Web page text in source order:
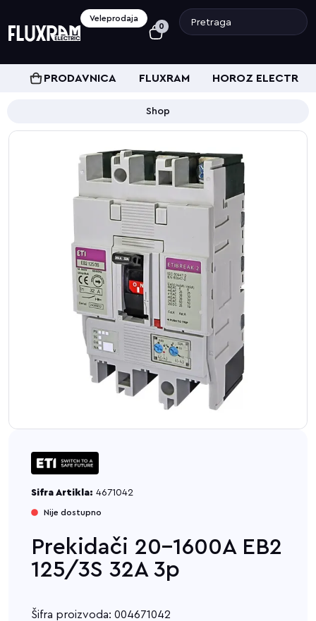
Veleprodaja
0
PRODAVNICA FLUXRAM HOROZ ELECTRIC
Shop
Sifra Artikla: 4671042
Nije dostupno
Prekidači 20-1600A EB2
125/3S 32A 3p
Šifra proizvoda: 004671042